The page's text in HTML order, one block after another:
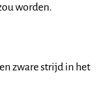
worden.
zware strijd in het